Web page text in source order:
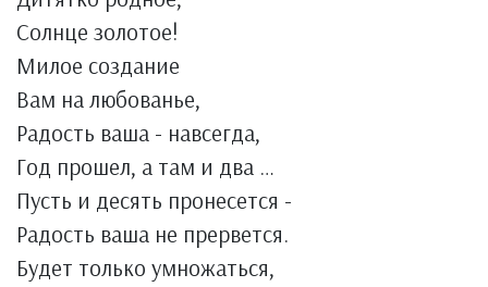
Солнце золотое!
Милое создание
Вам на любованье,
Радость ваша - навсегда,
Год прошел, а там и два …
Пусть и десять пронесется -
Радость ваша не прервется.
Будет только умножаться,